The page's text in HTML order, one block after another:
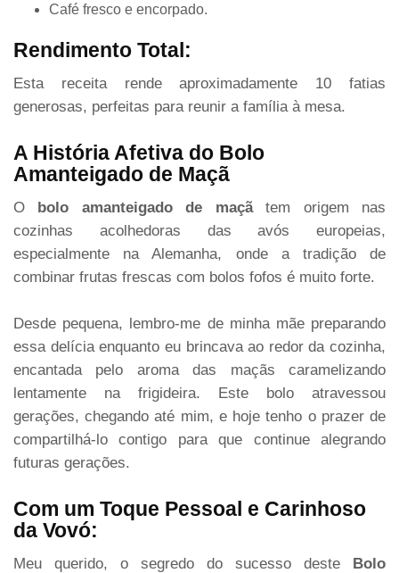
Café fresco e encorpado.
Rendimento Total:
Esta receita rende aproximadamente 10 fatias
generosas, perfeitas para reunir a família à mesa.
A História Afetiva do Bolo
Amanteigado de Maçã
O bolo amanteigado de maçãtem origem nas
cozinhas acolhedoras das avós europeias,
especialmente na Alemanha, onde a tradição de
combinar frutas frescas com bolos fofos é muito forte.
Desde pequena, lembro-me de minha mãe preparando
essa delícia enquanto eu brincava ao redor da cozinha,
encantada pelo aroma das maçãs caramelizando
lentamente na frigideira. Este bolo atravessou
gerações, chegando até mim, e hoje tenho o prazer de
compartilhá-lo contigo para que continue alegrando
futuras gerações.
Com um Toque Pessoal e Carinhoso
da Vovó:
Meu querido, o segredo do sucesso deste Bolo